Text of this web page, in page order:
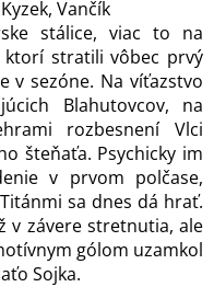
Vančík
stálice, viac to na
ktorí stratili vôbec prvý
v sezóne. Na víťazstvo
Blahutovcov, na
rozbesnení Vlci
šteňaťa. Psychicky im
v prvom polčase,
sa dnes dá hrať.
v závere stretnutia, ale
gólom uzamkol
Sojka.